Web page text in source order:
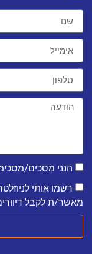
הנני מסכים/
רשמו אותי
מאשר/ת לקבל